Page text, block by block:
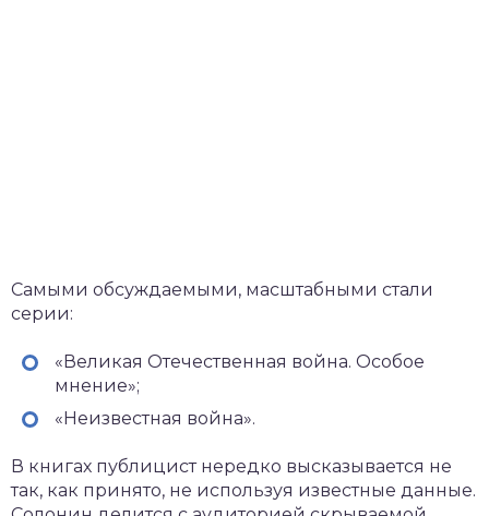
Самыми обсуждаемыми, масштабными стали
серии:
«Великая Отечественная война. Особое
мнение»;
«Неизвестная война».
В книгах публицист нередко высказывается не
так, как принято, не используя известные данные.